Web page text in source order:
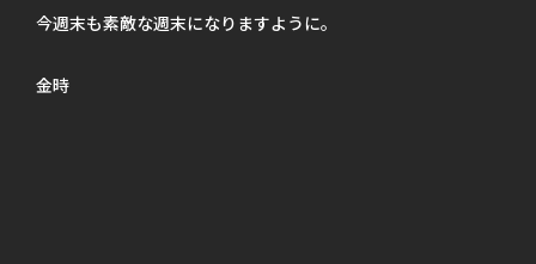
今週末も素敵な週末になりますように。
金時